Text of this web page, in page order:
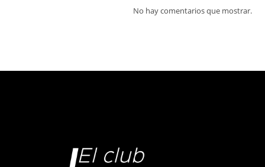
No hay comentarios que mostrar.